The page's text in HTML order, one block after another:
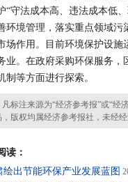
“守法成本高、违法成本低
环境管理，落实重点领域污
场作用。目前环境保护设
业。在政府采购环保服务，
制等方面进行探索。
注来源为“经济参考报”或“经济
，版权均属经济参考报社，未经
读：
绘出节能环保产业发展蓝图